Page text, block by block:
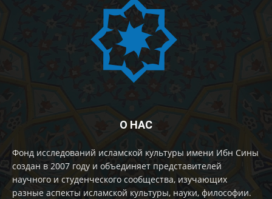
О НАС
Фонд исследований исламской культуры имени Ибн Сины
создан в 2007 году и объединяет представителей
научного и студенческого сообщества, изучающих
разные аспекты исламской культуры, науки, философии.